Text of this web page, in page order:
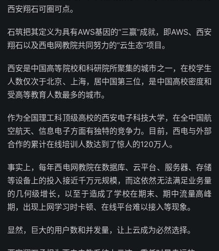
西安翔石可圈可点。
石筑把其定义为具有AWS基因的“三赢”成就，即AWS、西安
翔石以及西电网教院共同努力的“云生态”项目。
西安是中国高等院校和科研院所聚集的城市之一，在校学生
人数仅次于北京、上海，居中国第三位，是中国高校密度和
受高等教育人数最多的城市。
作为全国理工科顶级高校的西安电子科技大学，在全中国航
空航天、信息电子方面有独特的竞争力。目前，西电与外部
合作的累计在线培训人数达到了惊人的120万人。
事实上，每年西电网教院在数据库、云平台、服务器、存储
等设备上的投入接近千万元规模，而这依然无法满足业务量
的几何级增长，以至于造成了学校在期末、期中流量高峰
期，出现上网学习时卡顿、在线平台难以接入等现象。
显然，巨大的用户数和并发量，让上云成为必然选择。